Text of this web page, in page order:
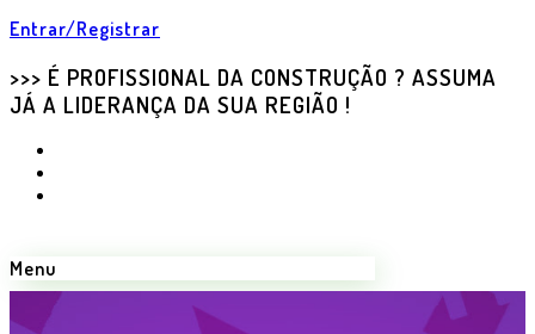
Entrar/Registrar
>>> É PROFISSIONAL DA CONSTRUÇÃO ? ASSUMA
JÁ A LIDERANÇA DA SUA REGIÃO !
Menu